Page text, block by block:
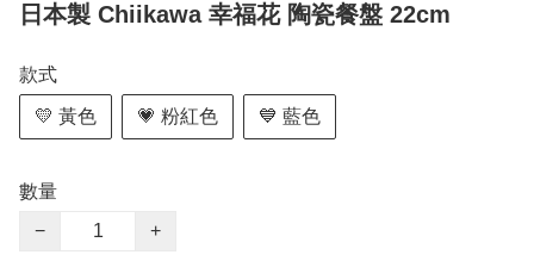
日本製 Chiikawa 幸福花 陶瓷餐盤 22cm
款式
💛 黃色 💗 粉紅色 💙 藍色
數量
−
+